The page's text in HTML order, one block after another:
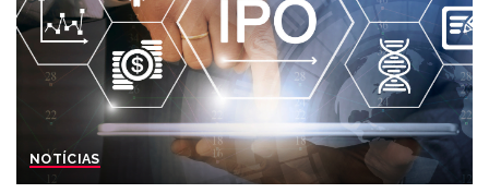
NOTÍCIAS